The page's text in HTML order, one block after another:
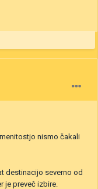
nismo čakali
destinacijo severno od
je preveč izbire.